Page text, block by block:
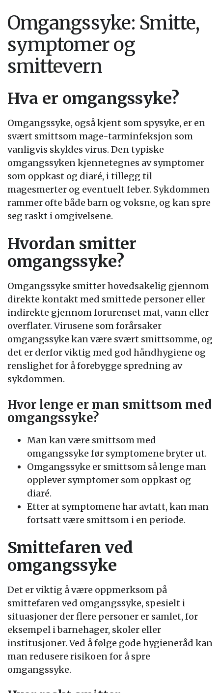
Omgangssyke: Smitte,
symptomer og
smittevern
Hva er omgangssyke?
Omgangssyke, også kjent som spysyke, er en
svært smittsom mage-tarminfeksjon som
vanligvis skyldes virus. Den typiske
omgangssyken kjennetegnes av symptomer
som oppkast og diaré, i tillegg til
magesmerter og eventuelt feber. Sykdommen
rammer ofte både barn og voksne, og kan spre
seg raskt i omgivelsene.
Hvordan smitter
omgangssyke?
Omgangssyke smitter hovedsakelig gjennom
direkte kontakt med smittede personer eller
indirekte gjennom forurenset mat, vann eller
overflater. Virusene som forårsaker
omgangssyke kan være svært smittsomme, og
det er derfor viktig med god håndhygiene og
renslighet for å forebygge spredning av
sykdommen.
Hvor lenge er man smittsom med
omgangssyke?
Man kan være smittsom med
omgangssyke før symptomene bryter ut.
Omgangssyke er smittsom så lenge man
opplever symptomer som oppkast og
diaré.
Etter at symptomene har avtatt, kan man
fortsatt være smittsom i en periode.
Smittefaren ved
omgangssyke
Det er viktig å være oppmerksom på
smittefaren ved omgangssyke, spesielt i
situasjoner der flere personer er samlet, for
eksempel i barnehager, skoler eller
institusjoner. Ved å følge gode hygieneråd kan
man redusere risikoen for å spre
omgangssyke.